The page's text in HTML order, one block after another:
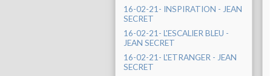
16-02-21- INSPIRATION - JEAN
SECRET
16-02-21- L'ESCALIER BLEU -
JEAN SECRET
16-02-21- L'ETRANGER - JEAN
SECRET